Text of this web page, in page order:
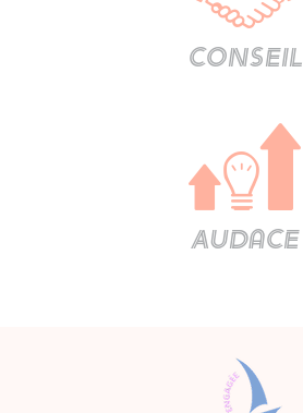
Conseil
Audace